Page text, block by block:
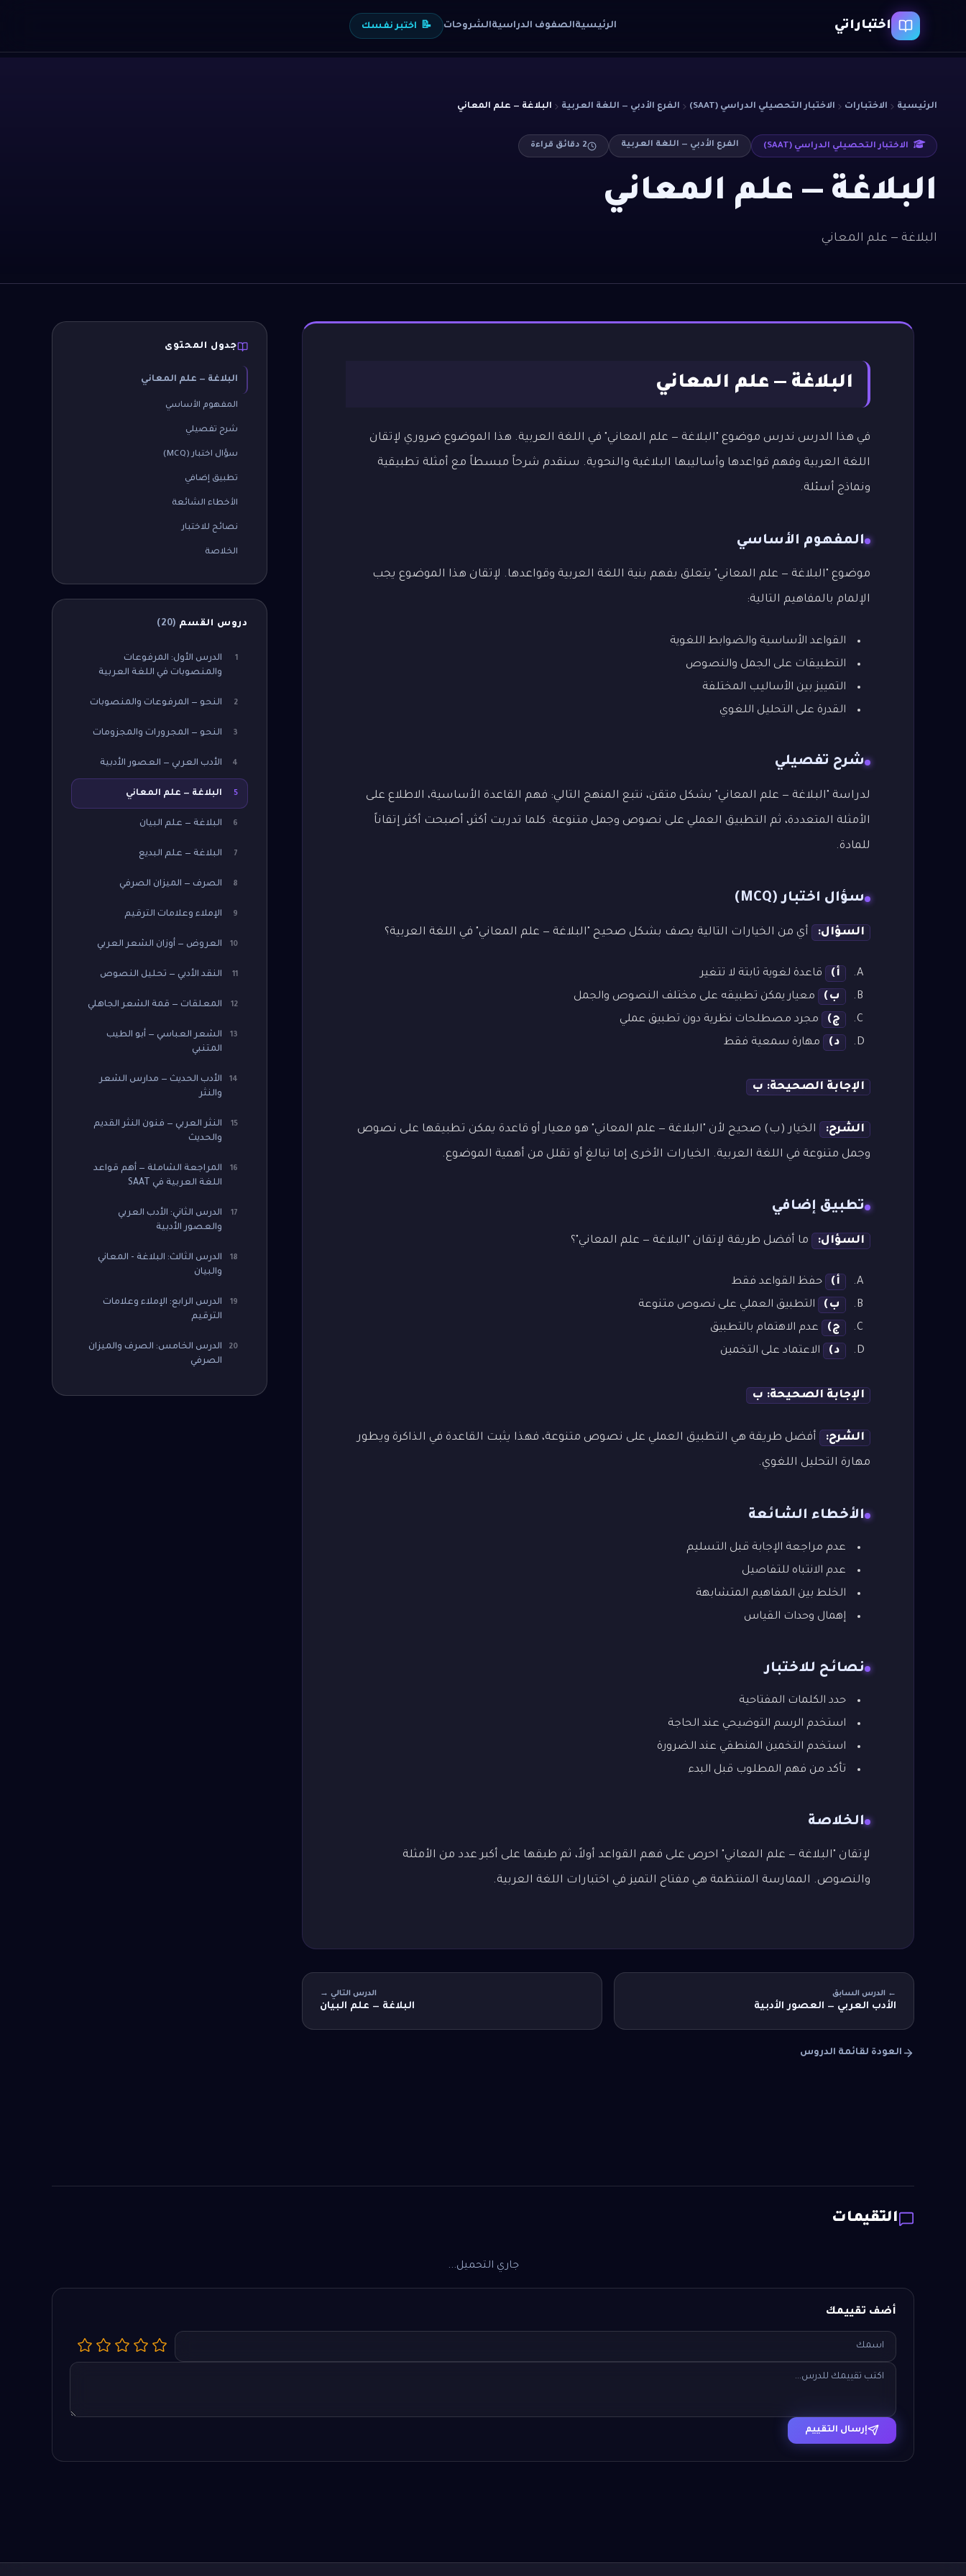
اختباراتي الرئيسيةالصفوف الدراسيةالشروحات 📝 اختبر نفسك
الرئيسية الاختبارات الاختبار التحصيلي الدراسي (SAAT) الفرع الأدبي — اللغة العربية البلاغة — علم المعاني
الاختبار التحصيلي الدراسي (SAAT) الفرع الأدبي — اللغة العربية 2 دقائق قراءة
البلاغة — علم المعاني
البلاغة — علم المعاني
البلاغة — علم المعاني
في هذا الدرس ندرس موضوع "البلاغة — علم المعاني" في اللغة العربية. هذا الموضوع ضروري لإتقان
اللغة العربية وفهم قواعدها وأساليبها البلاغية والنحوية. سنقدم شرحاً مبسطاً مع أمثلة تطبيقية
ونماذج أسئلة.
المفهوم الأساسي
موضوع "البلاغة — علم المعاني" يتعلق بفهم بنية اللغة العربية وقواعدها. لإتقان هذا الموضوع يجب
الإلمام بالمفاهيم التالية:
القواعد الأساسية والضوابط اللغوية
التطبيقات على الجمل والنصوص
التمييز بين الأساليب المختلفة
القدرة على التحليل اللغوي
شرح تفصيلي
لدراسة "البلاغة — علم المعاني" بشكل متقن، نتبع المنهج التالي: فهم القاعدة الأساسية، الاطلاع على
الأمثلة المتعددة، ثم التطبيق العملي على نصوص وجمل متنوعة. كلما تدربت أكثر، أصبحت أكثر إتقاناً
للمادة.
سؤال اختبار (MCQ)
السؤال: أي من الخيارات التالية يصف بشكل صحيح "البلاغة — علم المعاني" في اللغة العربية؟
أ)
قاعدة لغوية ثابتة لا تتغير
ب)
معيار يمكن تطبيقه على مختلف النصوص والجمل
ج)
مجرد مصطلحات نظرية دون تطبيق عملي
د)
مهارة سمعية فقط
الإجابة الصحيحة: ب
الشرح: الخيار (ب) صحيح لأن "البلاغة — علم المعاني" هو معيار أو قاعدة يمكن تطبيقها على نصوص
وجمل متنوعة في اللغة العربية. الخيارات الأخرى إما تبالغ أو تقلل من أهمية الموضوع.
تطبيق إضافي
السؤال: ما أفضل طريقة لإتقان "البلاغة — علم المعاني"؟
أ)
حفظ القواعد فقط
ب)
التطبيق العملي على نصوص متنوعة
ج)
عدم الاهتمام بالتطبيق
د)
الاعتماد على التخمين
الإجابة الصحيحة: ب
الشرح: أفضل طريقة هي التطبيق العملي على نصوص متنوعة، فهذا يثبت القاعدة في الذاكرة ويطور
مهارة التحليل اللغوي.
الأخطاء الشائعة
عدم مراجعة الإجابة قبل التسليم
عدم الانتباه للتفاصيل
الخلط بين المفاهيم المتشابهة
إهمال وحدات القياس
نصائح للاختبار
حدد الكلمات المفتاحية
استخدم الرسم التوضيحي عند الحاجة
استخدم التخمين المنطقي عند الضرورة
تأكد من فهم المطلوب قبل البدء
الخلاصة
لإتقان "البلاغة — علم المعاني" احرص على فهم القواعد أولاً، ثم طبقها على أكبر عدد من الأمثلة
والنصوص. الممارسة المنتظمة هي مفتاح التميز في اختبارات اللغة العربية.
← الدرس السابق
الأدب العربي — العصور الأدبية
الدرس التالي →
البلاغة — علم البيان
العودة لقائمة الدروس
جدول المحتوى
البلاغة — علم المعاني
المفهوم الأساسي
شرح تفصيلي
سؤال اختبار (MCQ)
تطبيق إضافي
الأخطاء الشائعة
نصائح للاختبار
الخلاصة
دروس القسم (
20
)
1
الدرس الأول: المرفوعات
والمنصوبات في اللغة العربية
2 النحو — المرفوعات والمنصوبات
3 النحو — المجرورات والمجزومات
4 الأدب العربي — العصور الأدبية
5 البلاغة — علم المعاني
6 البلاغة — علم البيان
7 البلاغة — علم البديع
8 الصرف — الميزان الصرفي
9 الإملاء وعلامات الترقيم
10 العروض — أوزان الشعر العربي
11 النقد الأدبي — تحليل النصوص
12 المعلقات — قمة الشعر الجاهلي
13
الشعر العباسي — أبو الطيب
المتنبي
14
الأدب الحديث — مدارس الشعر
والنثر
15
النثر العربي — فنون النثر القديم
والحديث
16
المراجعة الشاملة — أهم قواعد
اللغة العربية في SAAT
17
الدرس الثاني: الأدب العربي
والعصور الأدبية
18
الدرس الثالث: البلاغة - المعاني
والبيان
19
الدرس الرابع: الإملاء وعلامات
الترقيم
20
الدرس الخامس: الصرف والميزان
الصرفي
التقيمات
جاري التحميل...
أضف تقييمك
إرسال التقييم